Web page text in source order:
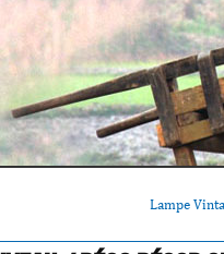
Lampe